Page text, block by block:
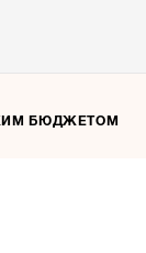
БЮДЖЕТОМ